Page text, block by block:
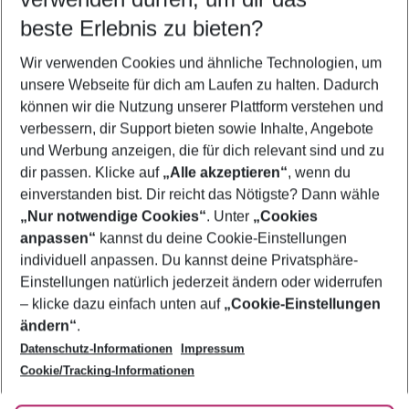
5-8 Nächte
2 Erwachsene Keine Kinder
Mehr Filter anzeigen
Footer
Footer navigation
Über uns
AGB
Bestpreisgarantie
Cookie-Einstellungen ändern
Cookie-Richtlinie
Agenturbetreuung
Barrierefreies Reisen
Folge uns
beste Erlebnis zu bieten?
Wir verwenden Cookies und ähnliche Technologien, um
unsere Webseite für dich am Laufen zu halten. Dadurch
können wir die Nutzung unserer Plattform verstehen und
verbessern, dir Support bieten sowie Inhalte, Angebote
und Werbung anzeigen, die für dich relevant sind und zu
dir passen. Klicke auf „Alle akzeptieren“, wenn du
einverstanden bist. Dir reicht das Nötigste? Dann wähle
„Nur notwendige Cookies“. Unter „Cookies
anpassen“ kannst du deine Cookie-Einstellungen
individuell anpassen. Du kannst deine Privatsphäre-
Einstellungen natürlich jederzeit ändern oder widerrufen
– klicke dazu einfach unten auf „Cookie-Einstellungen
ändern“.
Datenschutz-Informationen
Impressum
Cookie/Tracking-Informationen